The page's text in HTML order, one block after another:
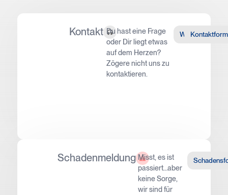
Kontakt Du hast eine Frage
oder Dir liegt etwas
auf dem Herzen?
Zögere nicht uns zu
kontaktieren.
WhatsApp
Schadenmeldung Misst, es ist
passiert…aber
keine Sorge,
wir sind für